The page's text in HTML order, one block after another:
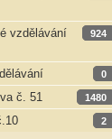
vzdělávání
924
0
č. 51 1480
2